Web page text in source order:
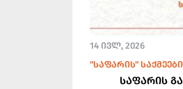
14 ᲘᲕᲚ, 2026
"ᲡᲐᲤᲐᲠᲘᲡ" ᲡᲐᲥᲛᲔᲔᲑᲘ
საფარის